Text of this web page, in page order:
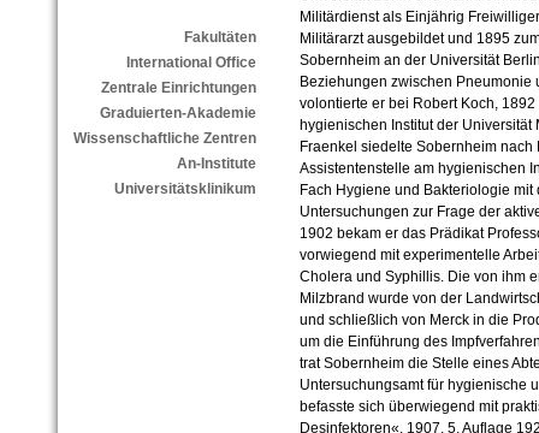
Fakultäten
International Office
Zentrale Einrichtungen
Graduierten-Akademie
Wissenschaftliche Zentren
An-Institute
Universitätsklinikum
Militärdienst als Einjährig
Militärarzt ausgebildet und 1895
Sobernheim an der Universität
Beziehungen zwischen Pneumonie
volontierte er bei Robert Koch,
hygienischen Institut der
Fraenkel siedelte Sobernheim
Assistentenstelle am hygienischen
Fach Hygiene und Bakteriologie
Untersuchungen zur Frage der
1902 bekam er das Prädikat
vorwiegend mit experimentelle
Cholera und Syphillis. Die von ihm
Milzbrand wurde von der
und schließlich von Merck in die
um die Einführung des
trat Sobernheim die Stelle eines
Untersuchungsamt für hygienische
befasste sich überwiegend mit
Desinfektoren«, 1907, 5. Auflage